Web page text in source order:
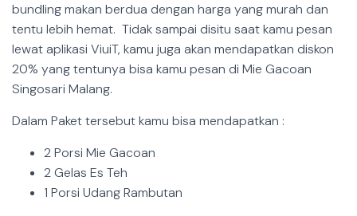
bundling makan berdua dengan harga yang murah dan
tentu lebih hemat. Tidak sampai disitu saat kamu pesan
lewat aplikasi ViuiT, kamu juga akan mendapatkan diskon
20% yang tentunya bisa kamu pesan di Mie Gacoan
Singosari Malang.
Dalam Paket tersebut kamu bisa mendapatkan :
2 Porsi Mie Gacoan
2 Gelas Es Teh
1 Porsi Udang Rambutan